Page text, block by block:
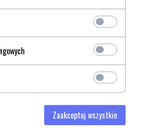
Zaakceptuj wszystkie